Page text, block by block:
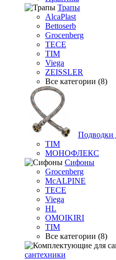
Трапы
AlcaPlast
Bettoserb
Grocenberg
TECE
TIM
Viega
ZEISSLER
Все категории (8)
Подводки
TIM
МОНОФЛЕКС
Сифоны
Grocenberg
McALPINE
TECE
Viega
HL
OMOIKIRI
TIM
Все категории (8)
сантехники